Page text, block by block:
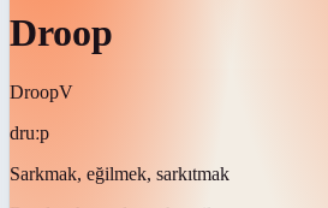
Droop
DroopV
druːp
Sarkmak, eğilmek, sarkıtmak